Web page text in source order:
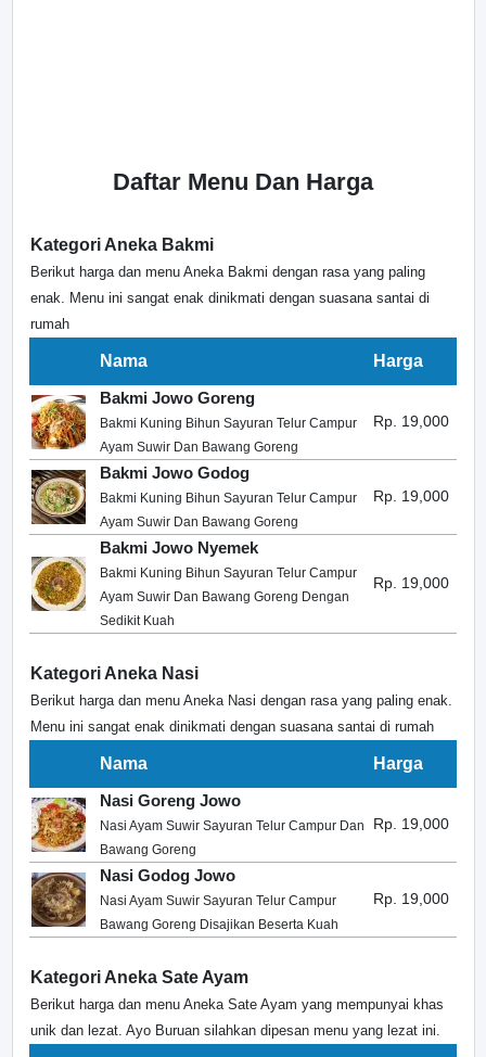
Daftar Menu Dan Harga
Kategori Aneka Bakmi
Berikut harga dan menu Aneka Bakmi dengan rasa yang paling
enak. Menu ini sangat enak dinikmati dengan suasana santai di
rumah
Nama
Harga
Bakmi Jowo Goreng
Bakmi Kuning Bihun Sayuran Telur Campur
Ayam Suwir Dan Bawang Goreng
Rp. 19,000
Bakmi Jowo Godog
Bakmi Kuning Bihun Sayuran Telur Campur
Ayam Suwir Dan Bawang Goreng
Rp. 19,000
Bakmi Jowo Nyemek
Bakmi Kuning Bihun Sayuran Telur Campur
Ayam Suwir Dan Bawang Goreng Dengan
Sedikit Kuah
Rp. 19,000
Kategori Aneka Nasi
Berikut harga dan menu Aneka Nasi dengan rasa yang paling enak.
Menu ini sangat enak dinikmati dengan suasana santai di rumah
Nama
Harga
Nasi Goreng Jowo
Nasi Ayam Suwir Sayuran Telur Campur Dan
Bawang Goreng
Rp. 19,000
Nasi Godog Jowo
Nasi Ayam Suwir Sayuran Telur Campur
Bawang Goreng Disajikan Beserta Kuah
Rp. 19,000
Kategori Aneka Sate Ayam
Berikut harga dan menu Aneka Sate Ayam yang mempunyai khas
unik dan lezat. Ayo Buruan silahkan dipesan menu yang lezat ini.